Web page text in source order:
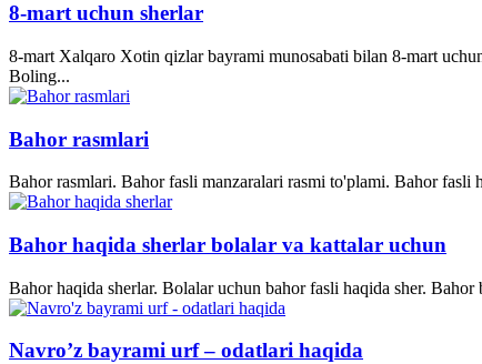
8-mart uchun sherlar
8-mart Xalqaro Xotin qizlar bayrami munosabati bilan 8-mart
Boling...
Bahor rasmlari
Bahor rasmlari. Bahor fasli manzaralari rasmi to'plami. Bahor
Bahor haqida sherlar bolalar va kattalar uchun
Bahor haqida sherlar. Bolalar uchun bahor fasli haqida sher.
Navro’z bayrami urf – odatlari haqida